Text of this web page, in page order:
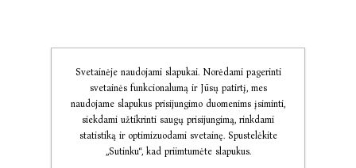
Svetainėje naudojami slapukai. Norėdami pagerinti
svetainės funkcionalumą ir Jūsų patirtį, mes
naudojame slapukus prisijungimo duomenims įsiminti,
siekdami užtikrinti saugų prisijungimą, rinkdami
statistiką ir optimizuodami svetainę. Spustelėkite
„Sutinku“, kad priimtumėte slapukus.